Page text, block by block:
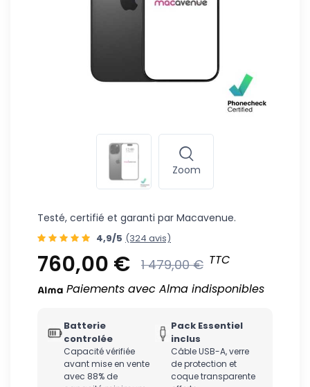
Zoom
Testé, certifié et garanti par Macavenue.
4,9/5 (324 avis)
760,00 € 1 479,00 € TTC
Paiements avec Alma indisponibles
Batterie
controlée
Capacité vérifiée
avant mise en vente
avec 88% de
Pack Essentiel
inclus
Câble USB-A, verre
de protection et
coque transparente